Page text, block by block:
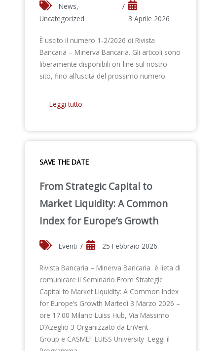
News,
Uncategorized
/
3 Aprile 2026
È uscito il numero 1-2/2026 di Rivista
Bancaria – Minerva Bancaria. Gli articoli sono
liberamente disponibili on-line sul nostro
sito, fino all’uscita del prossimo numero.
Leggi tutto
SAVE THE DATE
From Strategic Capital to
Market Liquidity: A Common
Index for Europe’s Growth
Eventi / 25 Febbraio 2026
Rivista Bancaria – Minerva Bancaria è lieta di
comunicare il Seminario From Strategic
Capital to Market Liquidity: A Common Index
for Europe’s Growth Martedì 3 Marzo 2026 –
ore 17.00 Milano Luiss Hub, Via Massimo
D’Azeglio 3 Organizzato da EnVent
Group e CASMEF LUISS University Leggi il